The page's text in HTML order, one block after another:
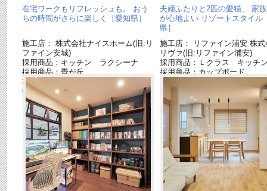
在宅ワークもリフレッシュも。 おう
ちの時間がさらに楽しく［愛知県］
施工店： 株式会社ナイスホーム(旧:リ
ファイン安城)
採用商品：キッチン ラクシーナ
採用商品：畳が丘
採用商品：照明器具
採用商品：床材 ベリティスフロアー
S
夫婦ふたりと2匹の愛猫、 家
が心地よい リゾートスタイル
県］
施工店： リファイン浦安 株式
リヴァ(旧:リファイン浦安)
採用商品：Ｌクラス キッチ
採用商品：カップボード
採用商品：壁面収納 キュビ
採用商品：フローリング：ア
ックシリーズ
採用商品：ベリティス